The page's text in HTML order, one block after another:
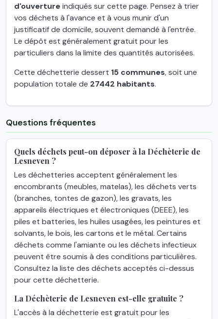
d'ouvertureindiqués sur cette page. Pensez à trier
vos déchets à l'avance et à vous munir d'un
justificatif de domicile, souvent demandé à l'entrée.
Le dépôt est généralement gratuit pour les
particuliers dans la limite des quantités autorisées.
Cette déchetterie dessert 15 communes, soit une
population totale de 27442 habitants.
Questions fréquentes
Quels déchets peut-on déposer à la Déchèterie de
Lesneven ?
Les déchetteries acceptent généralement les
encombrants (meubles, matelas), les déchets verts
(branches, tontes de gazon), les gravats, les
appareils électriques et électroniques (DEEE), les
piles et batteries, les huiles usagées, les peintures et
solvants, le bois, les cartons et le métal. Certains
déchets comme l'amiante ou les déchets infectieux
peuvent être soumis à des conditions particulières.
Consultez la liste des déchets acceptés ci-dessus
pour cette déchetterie.
La Déchèterie de Lesneven est-elle gratuite ?
L'accès à la déchetterie est gratuit pour les